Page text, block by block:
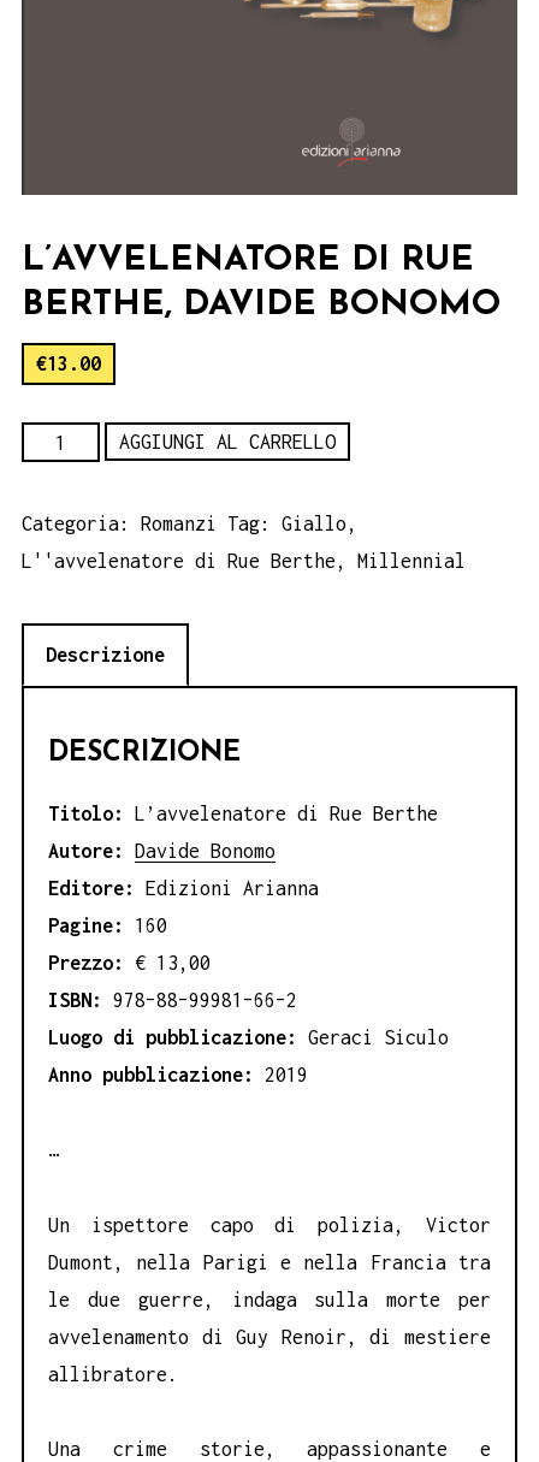
L’AVVELENATORE DI RUE
BERTHE, DAVIDE BONOMO
€13.00
L'avvelenatore
Rue
Berthe,
Bonomo
quantità
AGGIUNGI AL CARRELLO
Categoria: Romanzi Tag: Giallo
L''avvelenatore di Rue Berthe
Millennial
Descrizione
DESCRIZIONE
Titolo: L’avvelenatore di Rue Berthe
Autore: Davide Bonomo
Editore: Edizioni Arianna
Pagine:
160
Prezzo: € 13,00
ISBN: 978–88–99981–66–2
Luogo di pubblicazione: Geraci Siculo
Anno pubblicazione: 2019
…
Un ispettore capo di polizia, Victor
Dumont, nella Parigi e nella Francia tra
le due guerre, indaga sulla morte per
avvelenamento di Guy Renoir, di mestiere
allibratore.
Una crime storie, appassionante e